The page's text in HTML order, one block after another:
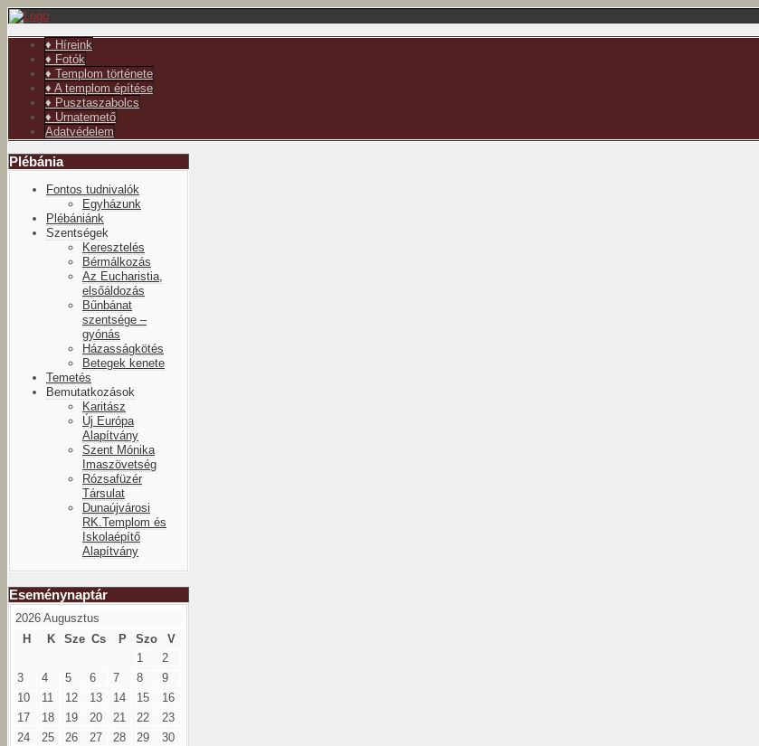
♦ Híreink
♦ Fotók
♦ Templom története
♦ A templom építése
♦ Pusztaszabolcs
♦ Urnatemető
Adatvédelem
Plébánia
Fontos tudnivalók
Egyházunk
Plébániánk
Szentségek
Keresztelés
Bérmálkozás
Az Eucharistia,
elsőáldozás
Bűnbánat
szentsége –
gyónás
Házasságkötés
Betegek kenete
Temetés
Bemutatkozások
Karitász
Új Európa
Alapítvány
Szent Mónika
Imaszövetség
Rózsafüzér
Társulat
Dunaújvárosi
RK.Templom és
Iskolaépítő
Alapítvány
Eseménynaptár
év
hónap
év
hónap
2026 Augusztus
H
K Sze Cs P Szo
V
1
2
3
4 5 6 7 8
9
10
11 12 13 14 15
16
17
18 19 20 21 22
23
24
25 26 27 28 29
30